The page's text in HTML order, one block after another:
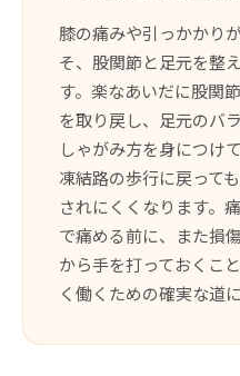
膝の痛みや引っかかり
そ、股関節と足元を整
す。楽なあいだに股関
を取り戻し、足元のバ
しゃがみ方を身につけ
凍結路の歩行に戻って
されにくくなります。
で痛める前に、また損
から手を打っておくこ
く働くための確実な道